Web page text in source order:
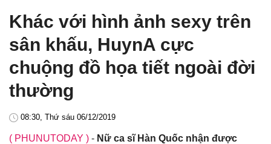
Khác với hình ảnh sexy trên
sân khấu, HuynA cực
chuộng đồ họa tiết ngoài đời
thường
08:30, Thứ sáu 06/12/2019
( PHUNUTODAY ) - Nữ ca sĩ Hàn Quốc nhận được